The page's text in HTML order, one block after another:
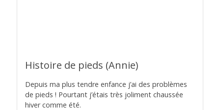
Histoire de pieds (Annie)
Depuis ma plus tendre enfance j’ai des problèmes
de pieds ! Pourtant j’étais très joliment chaussée
hiver comme été.